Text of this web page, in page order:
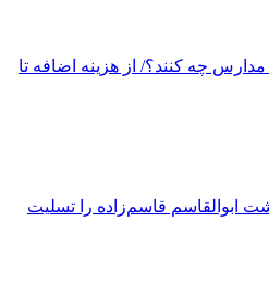
چه کنند؟/ از هزینه اضافه تا
ابوالقاسم قاسم‌زاده را تسلیت